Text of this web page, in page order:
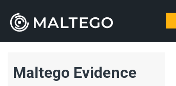
Maltego Evidence